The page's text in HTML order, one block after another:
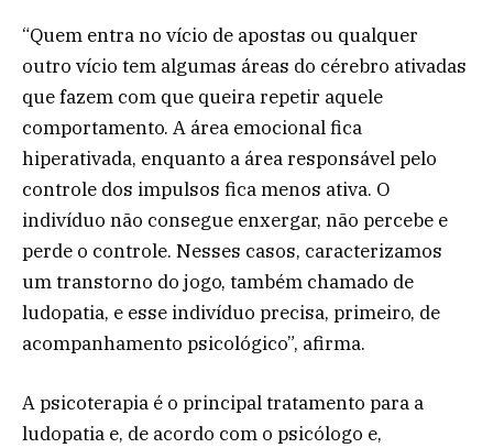
“Quem entra no vício de apostas ou qualquer
outro vício tem algumas áreas do cérebro ativadas
que fazem com que queira repetir aquele
comportamento. A área emocional fica
hiperativada, enquanto a área responsável pelo
controle dos impulsos fica menos ativa. O
indivíduo não consegue enxergar, não percebe e
perde o controle. Nesses casos, caracterizamos
um transtorno do jogo, também chamado de
ludopatia, e esse indivíduo precisa, primeiro, de
acompanhamento psicológico”, afirma.
A psicoterapia é o principal tratamento para a
ludopatia e, de acordo com o psicólogo e,